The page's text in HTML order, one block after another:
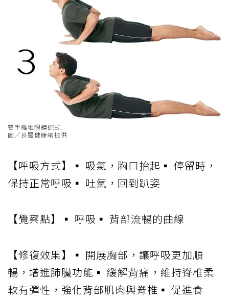
雙手離地眼鏡蛇式
圖／良醫健康網提供
【呼吸方式】▪ 吸氣，胸口抬起▪ 停留時，
保持正常呼吸▪ 吐氣，回到趴姿
【覺察點】▪ 呼吸▪ 背部流暢的曲線
【修復效果】▪ 開展胸部，讓呼吸更加順
暢，增進肺臟功能▪ 緩解背痛，維持脊椎柔
軟有彈性，強化背部肌肉與脊椎▪ 促進食